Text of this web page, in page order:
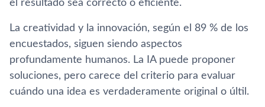
el resultado sea correcto o eficiente.
La creatividad y la innovación, según el 89 % de los
encuestados, siguen siendo aspectos
profundamente humanos. La IA puede proponer
soluciones, pero carece del criterio para evaluar
cuándo una idea es verdaderamente original o últil.